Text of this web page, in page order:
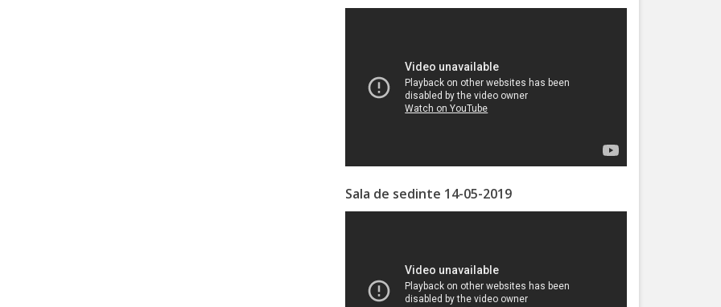
Sala de sedinte 14-05-2019